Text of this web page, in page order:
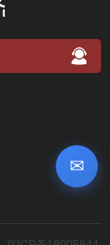
✉